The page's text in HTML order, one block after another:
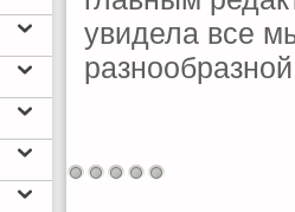
увидела все